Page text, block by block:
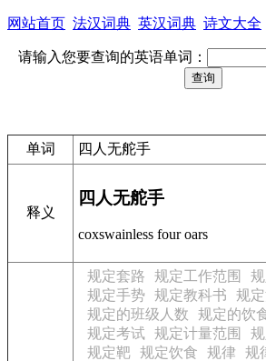
网站首页 法汉词典 英汉词典 诗文大全
请输入您要查询的英语单词：
单词 四人无舵手
释义
四人无舵手
coxswainless four oars
规定套路 规定工作范围
规定手势
规定教科书 规
规定的班级人数
规定的饮
规定考试
规定计量范围
规定靶 规定饮食 规律 规